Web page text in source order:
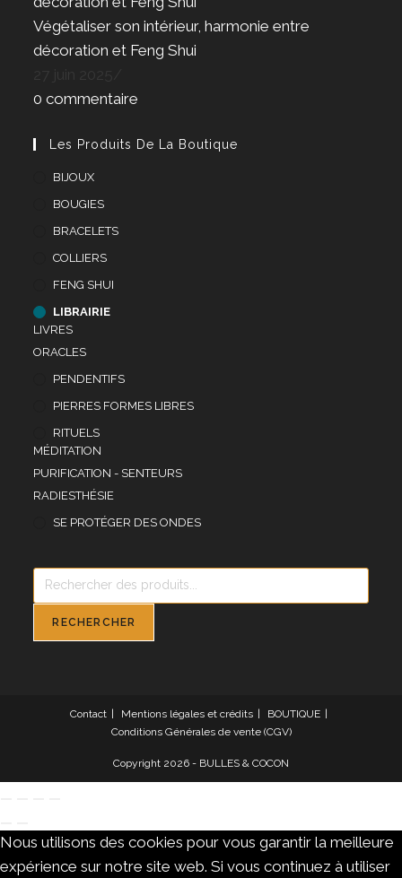
Végétaliser son intérieur, harmonie entre
décoration et Feng Shui
0 commentaire
Les Produits De La Boutique
BIJOUX
BOUGIES
BRACELETS
COLLIERS
FENG SHUI
LIBRAIRIE
LIVRES
ORACLES
PENDENTIFS
PIERRES FORMES LIBRES
RITUELS
MÉDITATION
PURIFICATION - SENTEURS
RADIESTHÉSIE
SE PROTÉGER DES ONDES
Recherche
produits
RECHERCHER
Contact Mentions légales et crédits
BOUTIQUE
Conditions Générales de vente (CGV)
Copyright 2026 - BULLES & COCON
Nous utilisons des cookies pour vous garantir la meilleure
expérience sur notre site web. Si vous continuez à utiliser